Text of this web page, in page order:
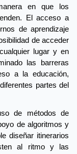
en que los
El acceso a
de aprendizaje
de acceder
lugar y en
las barreras
a la educación,
partes del
de métodos de
de algoritmos y
diseñar itinerarios
al ritmo y las